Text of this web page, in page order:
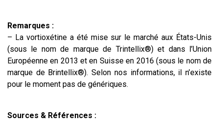
Remarques :
– La vortioxétine a été mise sur le marché aux États-Unis
(sous le nom de marque de Trintellix®) et dans l’Union
Européenne en 2013 et en Suisse en 2016 (sous le nom de
marque de Brintellix®). Selon nos informations, il n’existe
pour le moment pas de génériques.
Sources & Références :